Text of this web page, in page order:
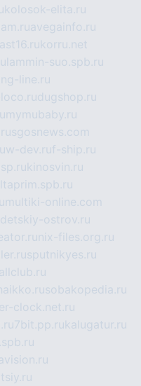
kolosok-elita.ru
avegainfo.ru
korru.net
lammin-suo.spb.ru
line.ru
loco.rudugshop.ru
mymubaby.ru
rusgosnews.com
w-dev.ruf-ship.ru
kinosvin.ru
multiki-online.com
detskiy-ostrov.ru
nix-files.org.ru
sputnikyes.ru
haikko.rusobakopedia.ru
clock.net.ru
7bit.pp.rukalugatur.ru